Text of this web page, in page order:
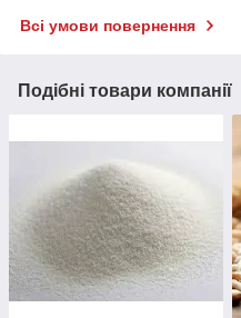
Всі умови повернення
Подібні товари компанії